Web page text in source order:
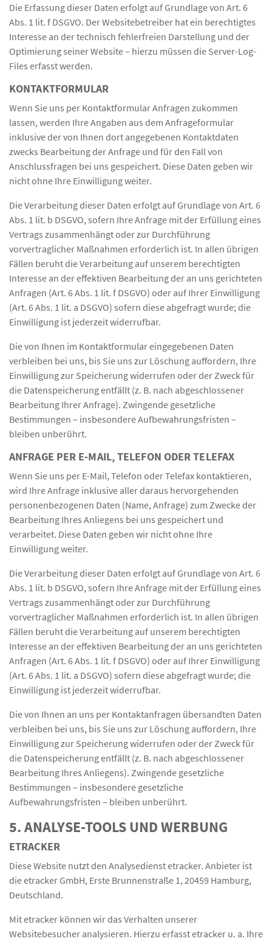
Die Erfassung dieser Daten erfolgt auf Grundlage von Art. 6
Abs. 1 lit. f DSGVO. Der Websitebetreiber hat ein berechtigtes
Interesse an der technisch fehlerfreien Darstellung und der
Optimierung seiner Website – hierzu müssen die Server-Log-
Files erfasst werden.
KONTAKTFORMULAR
Wenn Sie uns per Kontaktformular Anfragen zukommen
lassen, werden Ihre Angaben aus dem Anfrageformular
inklusive der von Ihnen dort angegebenen Kontaktdaten
zwecks Bearbeitung der Anfrage und für den Fall von
Anschlussfragen bei uns gespeichert. Diese Daten geben wir
nicht ohne Ihre Einwilligung weiter.
Die Verarbeitung dieser Daten erfolgt auf Grundlage von Art. 6
Abs. 1 lit. b DSGVO, sofern Ihre Anfrage mit der Erfüllung eines
Vertrags zusammenhängt oder zur Durchführung
vorvertraglicher Maßnahmen erforderlich ist. In allen übrigen
Fällen beruht die Verarbeitung auf unserem berechtigten
Interesse an der effektiven Bearbeitung der an uns gerichteten
Anfragen (Art. 6 Abs. 1 lit. f DSGVO) oder auf Ihrer Einwilligung
(Art. 6 Abs. 1 lit. a DSGVO) sofern diese abgefragt wurde; die
Einwilligung ist jederzeit widerrufbar.
Die von Ihnen im Kontaktformular eingegebenen Daten
verbleiben bei uns, bis Sie uns zur Löschung auffordern, Ihre
Einwilligung zur Speicherung widerrufen oder der Zweck für
die Datenspeicherung entfällt (z. B. nach abgeschlossener
Bearbeitung Ihrer Anfrage). Zwingende gesetzliche
Bestimmungen – insbesondere Aufbewahrungsfristen –
bleiben unberührt.
ANFRAGE PER E-MAIL, TELEFON ODER TELEFAX
Wenn Sie uns per E-Mail, Telefon oder Telefax kontaktieren,
wird Ihre Anfrage inklusive aller daraus hervorgehenden
personenbezogenen Daten (Name, Anfrage) zum Zwecke der
Bearbeitung Ihres Anliegens bei uns gespeichert und
verarbeitet. Diese Daten geben wir nicht ohne Ihre
Einwilligung weiter.
Die Verarbeitung dieser Daten erfolgt auf Grundlage von Art. 6
Abs. 1 lit. b DSGVO, sofern Ihre Anfrage mit der Erfüllung eines
Vertrags zusammenhängt oder zur Durchführung
vorvertraglicher Maßnahmen erforderlich ist. In allen übrigen
Fällen beruht die Verarbeitung auf unserem berechtigten
Interesse an der effektiven Bearbeitung der an uns gerichteten
Anfragen (Art. 6 Abs. 1 lit. f DSGVO) oder auf Ihrer Einwilligung
(Art. 6 Abs. 1 lit. a DSGVO) sofern diese abgefragt wurde; die
Einwilligung ist jederzeit widerrufbar.
Die von Ihnen an uns per Kontaktanfragen übersandten Daten
verbleiben bei uns, bis Sie uns zur Löschung auffordern, Ihre
Einwilligung zur Speicherung widerrufen oder der Zweck für
die Datenspeicherung entfällt (z. B. nach abgeschlossener
Bearbeitung Ihres Anliegens). Zwingende gesetzliche
Bestimmungen – insbesondere gesetzliche
Aufbewahrungsfristen – bleiben unberührt.
5. ANALYSE-TOOLS UND WERBUNG
ETRACKER
Diese Website nutzt den Analysedienst etracker. Anbieter ist
die etracker GmbH, Erste Brunnenstraße 1, 20459 Hamburg,
Deutschland.
Mit etracker können wir das Verhalten unserer
Websitebesucher analysieren. Hierzu erfasst etracker u. a. Ihre